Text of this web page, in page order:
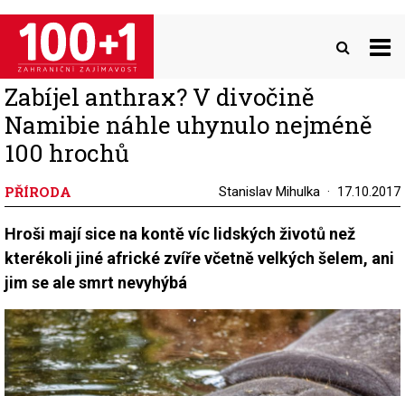
Přejít
hlavnímu
obsahu
Zabíjel anthrax? V divočině
Namibie náhle uhynulo nejméně
100 hrochů
PŘÍRODA Stanislav Mihulka 17.10.2017
Hroši mají sice na kontě víc lidských životů než
kterékoli jiné africké zvíře včetně velkých šelem, ani
jim se ale smrt nevyhýbá